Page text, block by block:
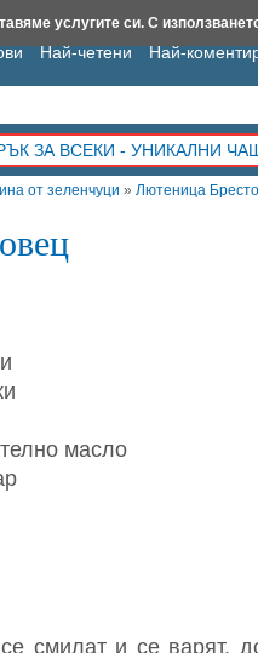
от зеленчуци » Лютеница
масло
смилат и се варят,
Най-четени Най-
ЗА ВСЕКИ - УНИКАЛНИ
BauBau.bg NewAge.bg
услугите си. С